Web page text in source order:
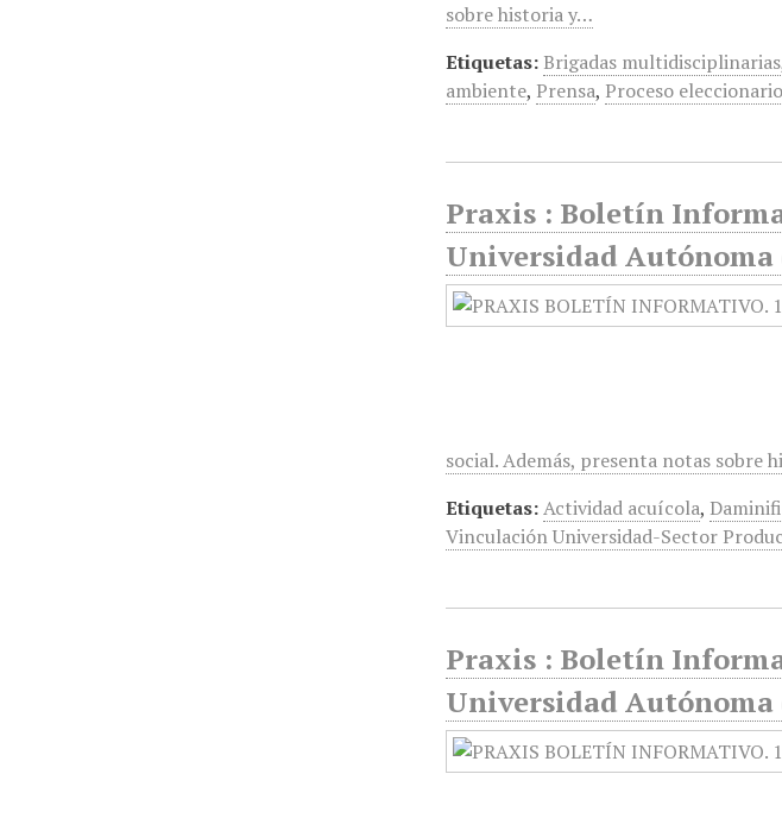
sobre historia y…
Etiquetas: Brigadas multidisciplinarias
ambiente, Prensa, Proceso
Praxis : Boletín
Universidad Autónoma
social. Además, presenta notas sobre
Etiquetas:Actividad acuícola,
Vinculación Universidad-Sector
Praxis : Boletín
Universidad Autónoma